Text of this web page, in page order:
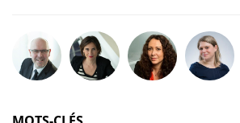
Poser votre question à Christophe GILBERT
Poser votre question à Fanny
Poser votrePoser